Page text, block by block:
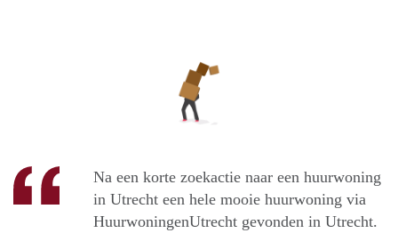
Na een korte zoekactie naar een huurwoning
in Utrecht een hele mooie huurwoning via
HuurwoningenUtrecht gevonden in Utrecht.